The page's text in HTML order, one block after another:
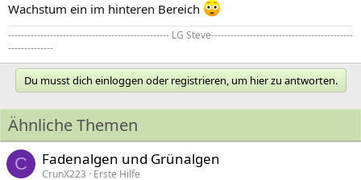
Wachstum ein im hinteren Bereich
-------------------------------------------------- LG Steve--------------------------------------------
--------------
Du musst dich einloggen oder registrieren, um hier zu antworten.
Ähnliche Themen
C Fadenalgen und Grünalgen
CrunX223
Erste Hilfe